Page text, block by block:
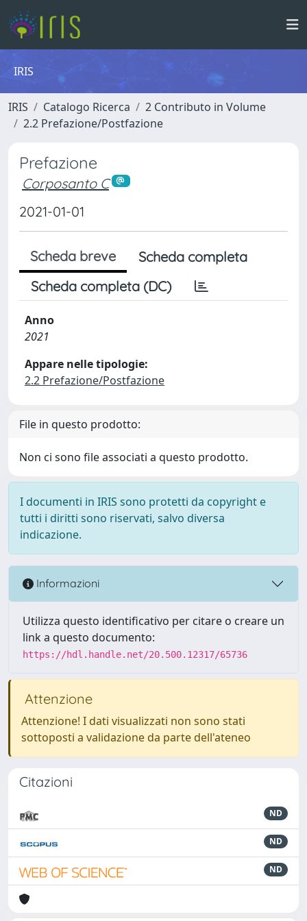
IRIS
IRIS Catalogo Ricerca
2 Contributo in Volume
2.2 Prefazione/Postfazione
Prefazione
Corposanto C
2021-01-01
Scheda breve
Scheda completa
Scheda completa (DC)
Anno
2021
Appare nelle tipologie:
2.2 Prefazione/Postfazione
File in questo prodotto:
Non ci sono file associati a questo prodotto.
I documenti in IRIS sono protetti da copyright e
tutti i diritti sono riservati, salvo diversa
indicazione.
Informazioni
Utilizza questo identificativo per citare o creare un
link a questo documento:
https://hdl.handle.net/20.500.12317/65736
Attenzione
Attenzione! I dati visualizzati non sono stati
sottoposti a validazione da parte dell'ateneo
Citazioni
ND
ND
ND